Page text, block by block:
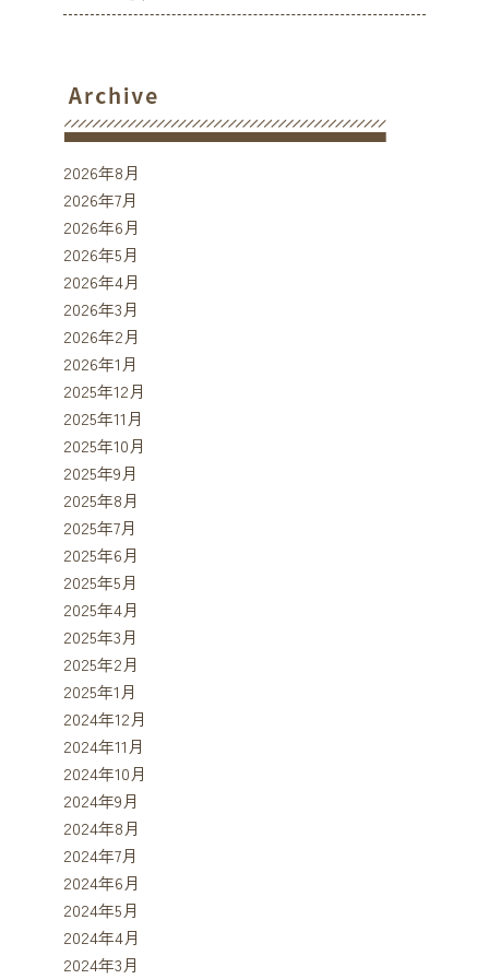
2026年8月
2026年7月
2026年6月
2026年5月
2026年4月
2026年3月
2026年2月
2026年1月
2025年12月
2025年11月
2025年10月
2025年9月
2025年8月
2025年7月
2025年6月
2025年5月
2025年4月
2025年3月
2025年2月
2025年1月
2024年12月
2024年11月
2024年10月
2024年9月
2024年8月
2024年7月
2024年6月
2024年5月
2024年4月
2024年3月